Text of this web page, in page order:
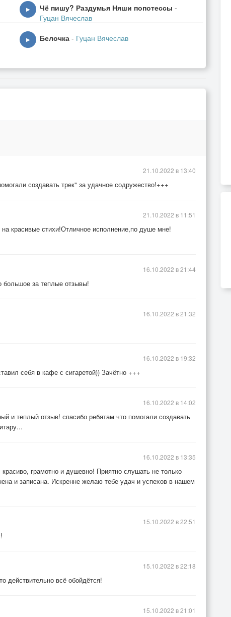
▶ Чё пишу? Раздумья Няши попотессы -
Гуцан Вячеслав
▶ Белочка - Гуцан Вячеслав
создавать трек" за удачное содружество!+++
21.10.2022 в 13:40
красивые стихи!Отличное исполнение,по душе мне!
21.10.2022 в 11:51
за теплые отзывы!
16.10.2022 в 21:44
16.10.2022 в 21:32
себя в кафе с сигаретой)) Зачётно +++
16.10.2022 в 19:32
и теплый отзыв! спасибо ребятам что помогали создавать
16.10.2022 в 14:02
грамотно и душевно! Приятно слушать не только
и записана. Искренне желаю тебе удач и успехов в нашем
16.10.2022 в 13:35
15.10.2022 в 22:51
действительно всё обойдётся!
15.10.2022 в 22:18
15.10.2022 в 21:01